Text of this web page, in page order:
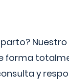
forma
y